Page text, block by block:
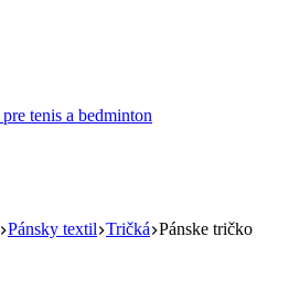
Pánsky textil Tričká Pánske tričko